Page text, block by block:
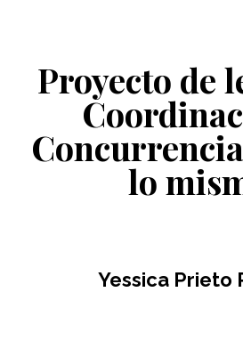
Proyecto de
lo
Yessica Prieto